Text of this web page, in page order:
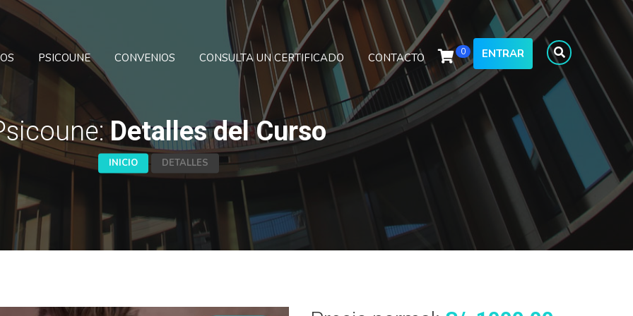
ENTRAR
PSICOUNE CONVENIOS CONSULTA UN CERTIFICADO CONTACTO 0
Detalles del Curso
INICIO DETALLES